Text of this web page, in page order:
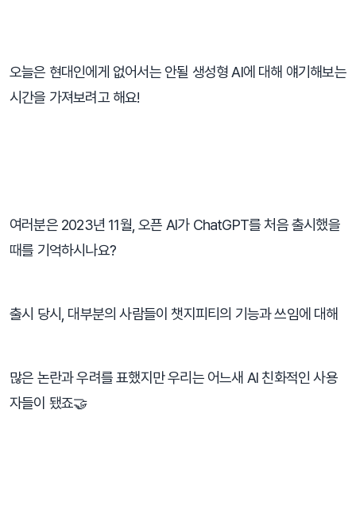
오늘은 현대인에게 없어서는 안될 생성형 AI에 대해 얘기해보는
시간을 가져보려고 해요!
여러분은 2023년 11월, 오픈 AI가 ChatGPT를 처음 출시했을
때를 기억하시나요?
출시 당시, 대부분의 사람들이 챗지피티의 기능과 쓰임에 대해
많은 논란과 우려를 표했지만 우리는 어느새 AI 친화적인 사용
자들이 됐죠🤝